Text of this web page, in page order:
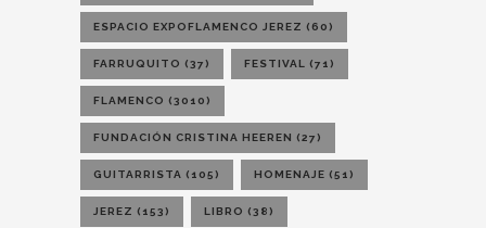
ESPACIO EXPOFLAMENCO JEREZ (60)
FARRUQUITO (37) FESTIVAL (71)
FLAMENCO (3010)
FUNDACIÓN CRISTINA HEEREN (27)
GUITARRISTA (105) HOMENAJE (51)
JEREZ (153) LIBRO (38)